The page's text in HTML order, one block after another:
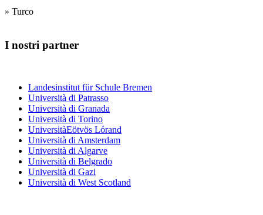
» Turco
I nostri partner
Landesinstitut für Schule Bremen
Università di Patrasso
Università di Granada
Università di Torino
UniversitàEötvös Lórand
Università di Amsterdam
Università di Algarve
Università di Belgrado
Università di Gazi
Università di West Scotland